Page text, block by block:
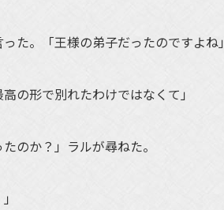
た。「王様の弟子だったのですよね」
形で別れたわけではなくて」
のか？」ラルが尋ねた。